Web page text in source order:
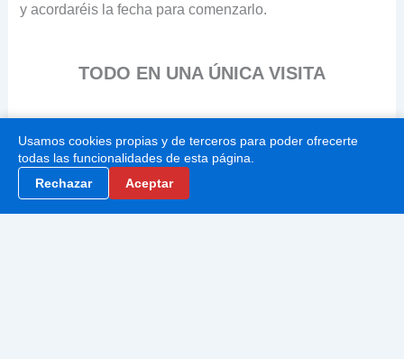
Usamos cookies propias y de terceros para poder ofrecerte
todas las funcionalidades de esta página.
Rechazar
Aceptar
y acordaréis la fecha para comenzarlo.
TODO EN UNA ÚNICA VISITA
Cómodo, ¿verdad?
El Dr. Jorge Molina ha dedicado muchos años y toda su